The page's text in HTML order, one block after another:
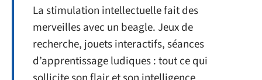
La stimulation intellectuelle fait des
merveilles avec un beagle. Jeux de
recherche, jouets interactifs, séances
d’apprentissage ludiques : tout ce qui